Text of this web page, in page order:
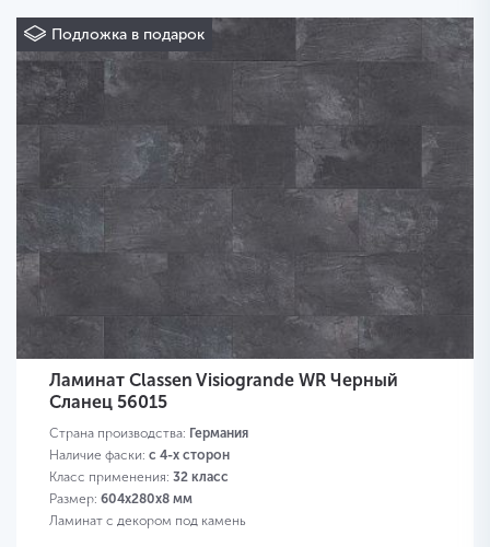
Подложка в подарок
Ламинат Classen Visiogrande WR Черный
Сланец 56015
Страна производства: Германия
Наличие фаски: с 4-х сторон
Класс применения: 32 класс
Размер: 604х280х8 мм
Ламинат с декором под камень